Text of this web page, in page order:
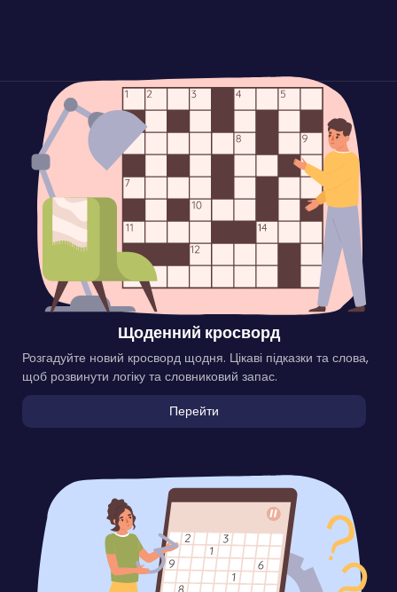
Щоденний кросворд
Розгадуйте новий кросворд щодня. Цікаві підказки та слова,
щоб розвинути логіку та словниковий запас.
Перейти